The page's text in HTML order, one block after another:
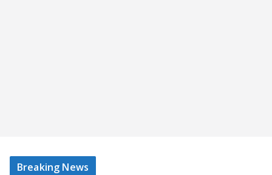
Breaking News